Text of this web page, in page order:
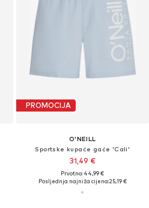
PROMOCIJA
O'NEILL
Sportske kupaće gaće 'Cali'
31,49 €
Prvotno: 44,99 €
Posljednja najniža cijena:25,19 €